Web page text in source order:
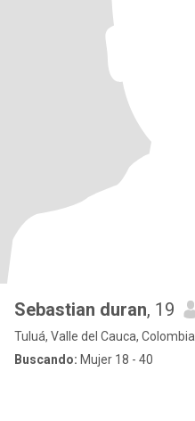
Sebastian duran, 19
Tuluá, Valle del Cauca, Colombia
Buscando: Mujer 18 - 40